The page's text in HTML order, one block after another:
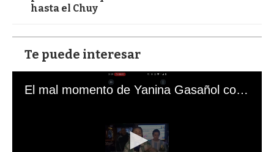
hasta el Chuy
Te puede interesar
El mal momento de Yanina Gasañol con un hincha argentino en "Subrayado"